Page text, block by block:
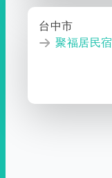
台中市
聚福居民宿